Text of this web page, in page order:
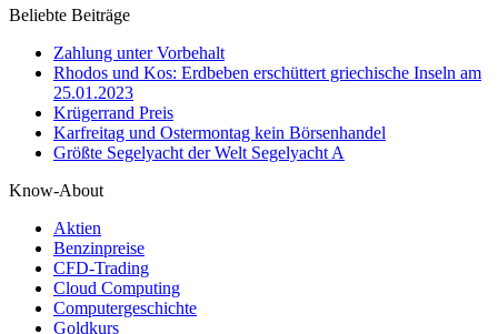
Beliebte Beiträge
Zahlung unter Vorbehalt
Rhodos und Kos: Erdbeben erschüttert griechische Inseln am
25.01.2023
Krügerrand Preis
Karfreitag und Ostermontag kein Börsenhandel
Größte Segelyacht der Welt Segelyacht A
Know-About
Aktien
Benzinpreise
CFD-Trading
Cloud Computing
Computergeschichte
Goldkurs